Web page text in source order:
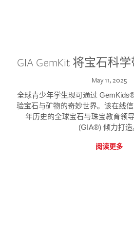
GIA GemKit 将宝石科
May 11, 2025
全球青少年学生现可通过
验宝石与矿物的奇妙世界。该在线
年历史的全球宝石与珠宝教育领
(GIA®) 倾力打造
阅读更多